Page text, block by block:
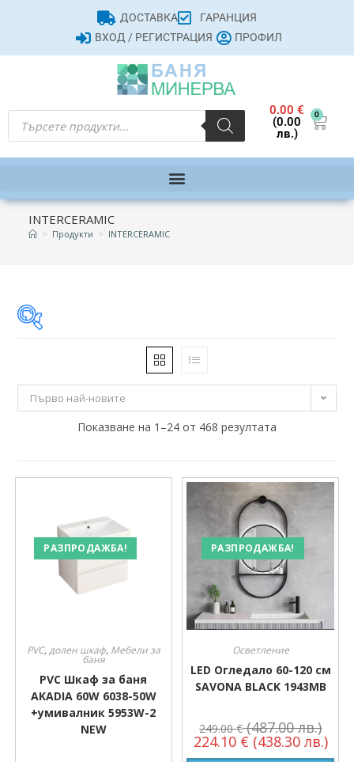
ДОСТАВКА
ГАРАНЦИЯ
ВХОД / РЕГИСТРАЦИЯ
ПРОФИЛ
0.00€
(0.00
лв.)
0
INTERCERAMIC
> Продукти > INTERCERAMIC
6 € 2 761 €
695 1 384 2 072
Размер
Първо най-новите
Показване на 1–24 от 468 резултата
РАЗПРОДАЖБА!
PVC,долен шкаф, Мебели за
баня
PVC Шкаф за баня
AKADIA 60W 6038-50W
+умивалник 5953W-2
NEW
РАЗПРОДАЖБА!
Осветление
LED Огледало 60-120 см
SAVONA BLACK 1943MB
249.00€ (487.00 лв.)
224.10 € (438.30 лв.)